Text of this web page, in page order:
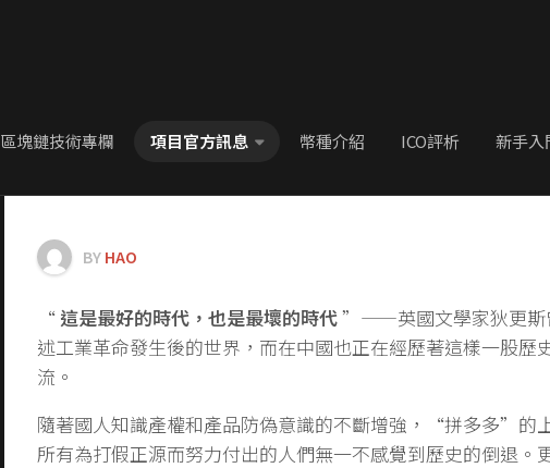
區塊鏈技術專欄 項目官方訊息 幣種介紹 ICO評析 新手入
BY HAO
“ 這是最好的時代，也是最壞的時代”——英國文學家狄更斯
述工業革命發生後的世界，而在中國也正在經歷著這樣一股歷
流。
隨著國人知識產權和產品防偽意識的不斷增強，“拼多多”的
所有為打假正源而努力付出的人們無一不感覺到歷史的倒退。